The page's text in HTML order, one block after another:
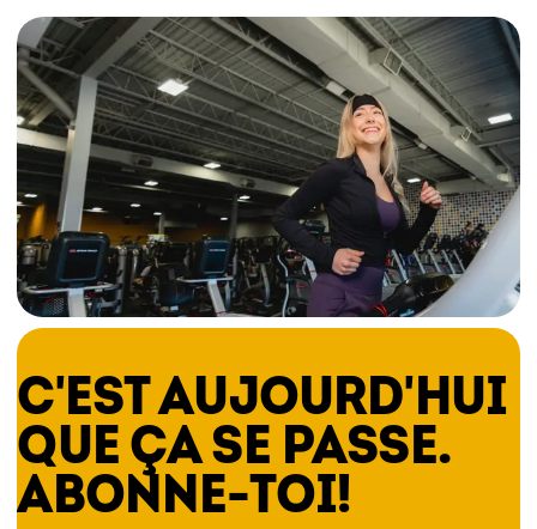
C'EST AUJOURD'HUI
QUE ÇA SE PASSE.
ABONNE-TOI!